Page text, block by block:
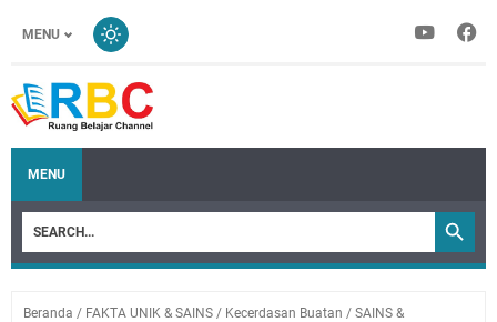
MENU
MENU
Beranda / FAKTA UNIK & SAINS / Kecerdasan Buatan / SAINS &